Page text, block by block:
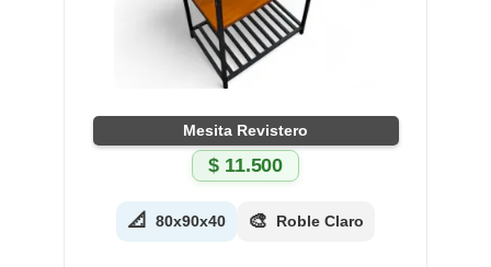
Mesita Revistero
$11.500
📐 80x90x40 🎨 Roble Claro